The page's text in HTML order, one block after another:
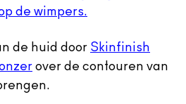
de wimpers.
de huid door Skinfinish
over de contouren van